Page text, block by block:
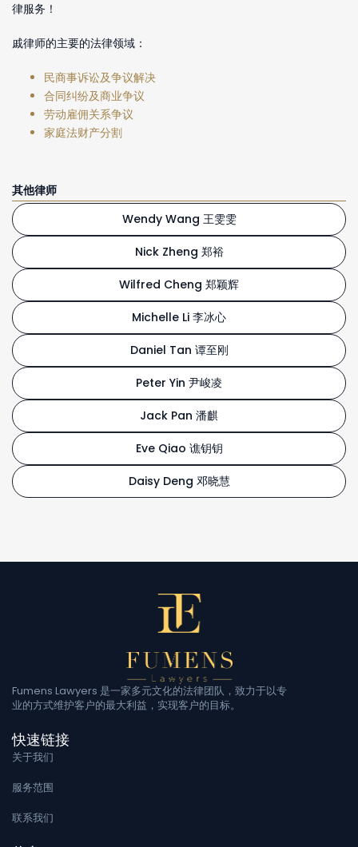
律服务！
戚律师的主要的法律领域：
民商事诉讼及争议解决
合同纠纷及商业争议
劳动雇佣关系争议
家庭法财产分割
其他律师
Wendy Wang 王雯雯
Nick Zheng 郑裕
Wilfred Cheng 郑颖辉
Michelle Li 李冰心
Daniel Tan 谭至刚
Peter Yin 尹峻凌
Jack Pan 潘麒
Eve Qiao 谯钥钥
Daisy Deng 邓晓慧
Fumens Lawyers 是一家多元文化的法律团队，致力于以专
业的方式维护客户的最大利益，实现客户的目标。
快速链接
关于我们
服务范围
联系我们